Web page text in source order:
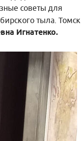
советы для
тыла. Томск
Игнатенко.